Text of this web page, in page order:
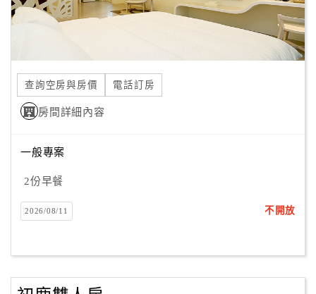
度
訂
單
管
理
員
戶
客
服
查詢空房與房價 電話訂房
房間詳細內容
一般專案
2份早餐
2026/08/11 不開放